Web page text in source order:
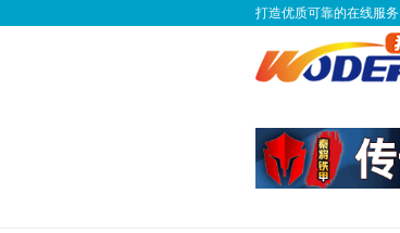
打造优质可靠的在线服务